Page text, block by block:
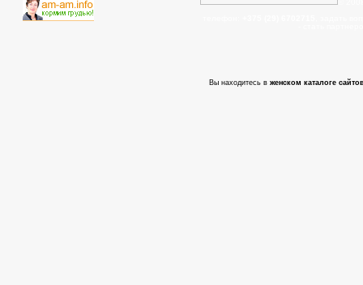
Вы находитесь в женском каталоге